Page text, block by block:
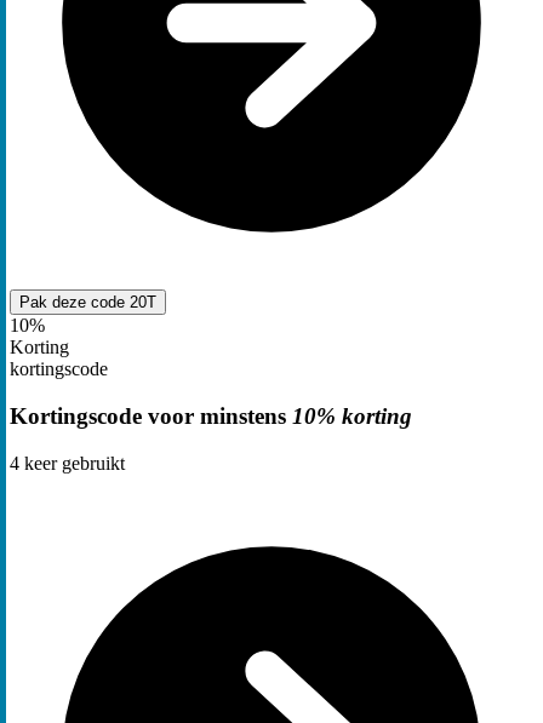
Pak deze code 20T
10%
Korting
kortingscode
Kortingscode voor minstens 10% korting
4 keer gebruikt